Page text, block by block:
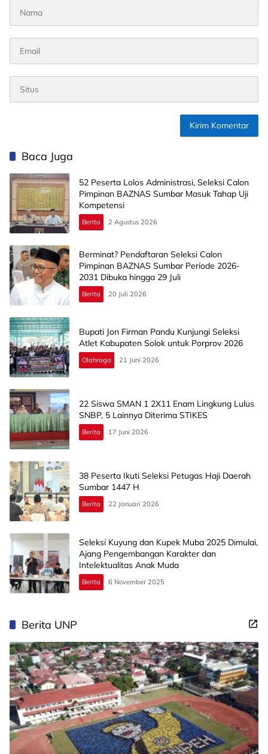
Baca Juga
52 Peserta Lolos Administrasi, Seleksi Calon
Pimpinan BAZNAS Sumbar Masuk Tahap Uji
Kompetensi
Berita 2 Agustus 2026
Berminat? Pendaftaran Seleksi Calon
Pimpinan BAZNAS Sumbar Periode 2026-
2031 Dibuka hingga 29 Juli
Berita 20 Juli 2026
Bupati Jon Firman Pandu Kunjungi Seleksi
Atlet Kabupaten Solok untuk Porprov 2026
Olahraga 21 Juni 2026
22 Siswa SMAN 1 2X11 Enam Lingkung Lulus
SNBP, 5 Lainnya Diterima STIKES
Berita 17 Juni 2026
38 Peserta Ikuti Seleksi Petugas Haji Daerah
Sumbar 1447 H
Berita 22 Januari 2026
Seleksi Kuyung dan Kupek Muba 2025 Dimulai,
Ajang Pengembangan Karakter dan
Intelektualitas Anak Muda
Berita 6 November 2025
Berita UNP